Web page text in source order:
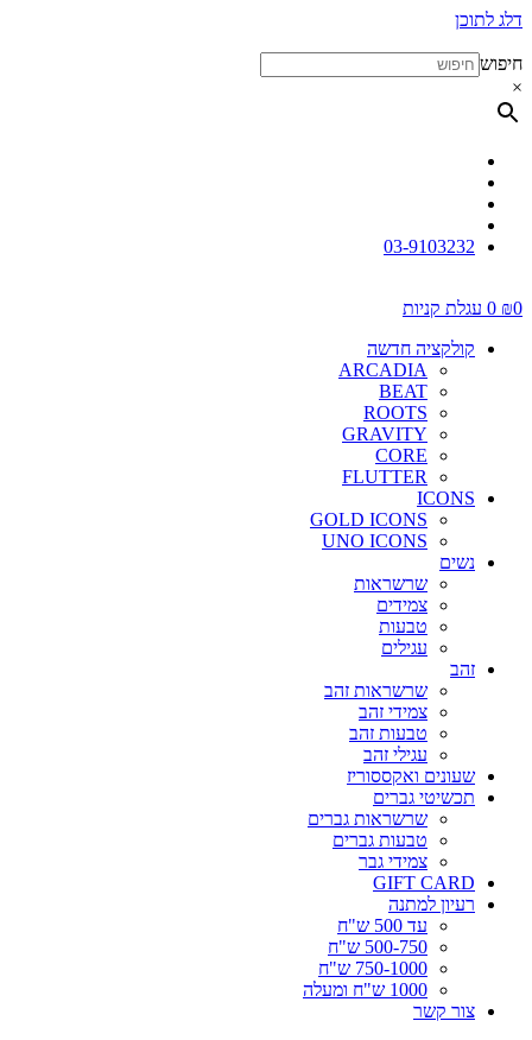
דלג לתוכן
חיפוש
×
03-9103232
₪0
0 עגלת קניות
קולקציה חדשה
ARCADIA
BEAT
ROOTS
GRAVITY
CORE
FLUTTER
ICONS
GOLD ICONS
UNO ICONS
נשים
שרשראות
צמידים
טבעות
עגילים
זהב
שרשראות זהב
צמידי זהב
טבעות זהב
עגילי זהב
שעונים ואקססוריז
תכשיטי גברים
שרשראות גברים
טבעות גברים
צמידי גבר
GIFT CARD
רעיון למתנה
עד 500 ש"ח
500-750 ש"ח
750-1000 ש"ח
1000 ש"ח ומעלה
צור קשר